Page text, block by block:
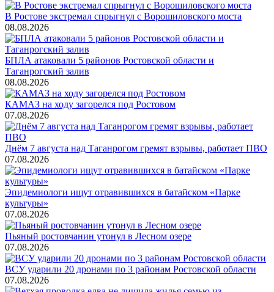
В Ростове экстремал спрыгнул с Ворошиловского моста
08.08.2026
БПЛА атаковали 5 районов Ростовской области и
Таганрогский залив
08.08.2026
КАМАЗ на ходу загорелся под Ростовом
07.08.2026
Днём 7 августа над Таганрогом гремят взрывы, работает ПВО
07.08.2026
Эпидемиологи ищут отравившихся в батайском «Парке
культуры»
07.08.2026
Пьяный ростовчанин утонул в Лесном озере
07.08.2026
ВСУ ударили 20 дронами по 3 районам Ростовской области
07.08.2026